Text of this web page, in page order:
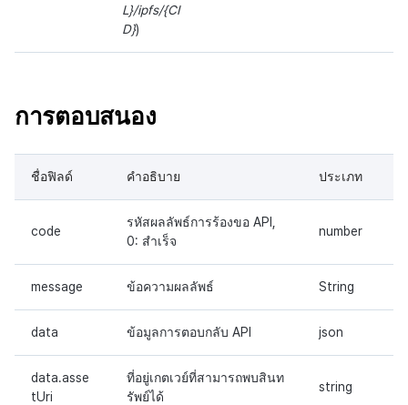
L}/ipfs/{CI
D})
การตอบสนอง
ชื่อฟิลด์ คำอธิบาย ประเภท
code
รหัสผลลัพธ์การร้องขอ API,
0: สำเร็จ
number
message ข้อความผลลัพธ์ String
data ข้อมูลการตอบกลับ API json
data.asse
tUri
ที่อยู่เกตเวย์ที่สามารถพบสินท
รัพย์ได้
string